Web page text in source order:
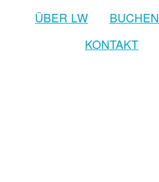
ÜBER LW BUCHEN
KONTAKT